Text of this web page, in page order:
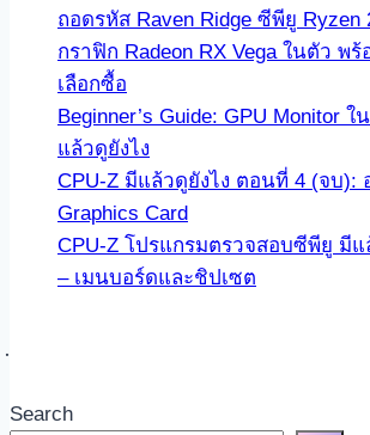
ถอดรหัส Raven Ridge ซีพียู Ryzen
กราฟิก Radeon RX Vega ในตัว พ
เลือกซื้อ
Beginner’s Guide: GPU Monitor ใ
แล้วดูยังไง
CPU-Z มีแล้วดูยังไง ตอนที่ 4 (จบ):
Graphics Card
CPU-Z โปรแกรมตรวจสอบซีพียู มี
– เมนบอร์ดและชิปเซต
Search